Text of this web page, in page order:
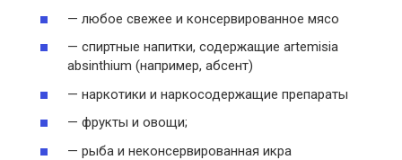
— любое свежее и консервированное мясо
— спиртные напитки, содержащие artemisia
absinthium (например, абсент)
— наркотики и наркосодержащие препараты
— фрукты и овощи;
— рыба и неконсервированная икра